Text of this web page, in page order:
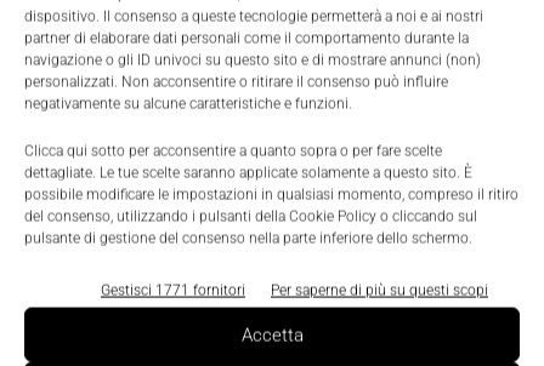
dispositivo. Il consenso a queste tecnologie permetterà a noi e ai nostri
partner di elaborare dati personali come il comportamento durante la
navigazione o gli ID univoci su questo sito e di mostrare annunci (non)
personalizzati. Non acconsentire o ritirare il consenso può influire
negativamente su alcune caratteristiche e funzioni.
Clicca qui sotto per acconsentire a quanto sopra o per fare scelte
dettagliate. Le tue scelte saranno applicate solamente a questo sito. È
possibile modificare le impostazioni in qualsiasi momento, compreso il ritiro
del consenso, utilizzando i pulsanti della Cookie Policy o cliccando sul
pulsante di gestione del consenso nella parte inferiore dello schermo.
Gestisci 1771 fornitori Per saperne di più su questi scopi
Accetta
“La nostra produzione di software sarà sempre più
automatizzata, stiamo lavorando alla seconda
generazione del nostro Test Automation Center”, ha
detto Filippo Rizzante. “Il riconoscimento visuale e
le analisi predittive sui dati abilitano l’altro filone
che avrà un grande sviluppo:la robotica.Proprio la
robotica impatterà tantissimo e sempre di più al di
fuori della fabbrica, che ne fa già un importante uso
grazie ad algoritmi che permettono al robot di
interagire con lo spazio fisico andando ad